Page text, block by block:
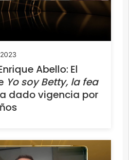
Abello: El
Yo soy Betty, la fea
dado vigencia por